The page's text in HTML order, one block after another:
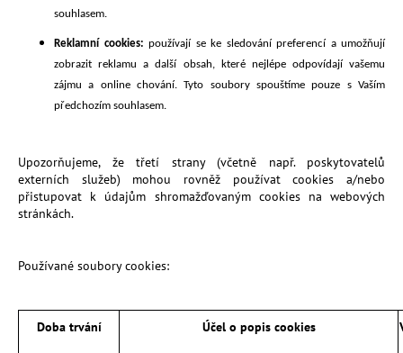
souhlasem.
Reklamní cookies: používají se ke sledování preferencí a umožňují
zobrazit reklamu a další obsah, které nejlépe odpovídají vašemu
zájmu a online chování. Tyto soubory spouštíme pouze s Vaším
předchozím souhlasem.
Upozorňujeme, že třetí strany (včetně např. poskytovatelů
externích služeb) mohou rovněž používat cookies a/nebo
přistupovat k údajům shromažďovaným cookies na webových
stránkách.
Používané soubory cookies:
Účel o popis cookies
Doba trvání